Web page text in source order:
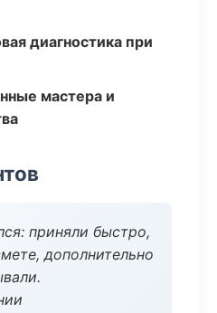
диагностика при
мастера и
приняли быстро,
дополнительно